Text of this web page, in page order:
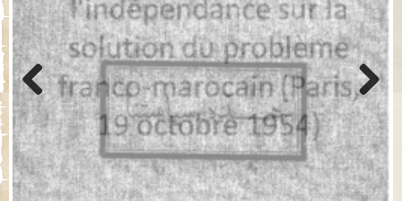
Previo
us
Next